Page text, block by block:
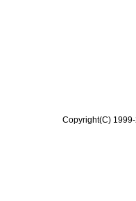
Copyright(C)